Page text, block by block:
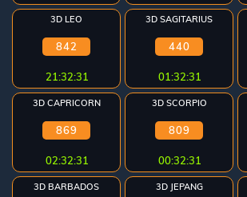
Promosi
Hubungi
Kami
Download
©
3D LEO
842
21:32:31
3D SAGITARIUS
440
01:32:31
3D CAPRICORN
869
02:32:31
3D SCORPIO
809
00:32:31
3D BARBADOS 3D JEPANG